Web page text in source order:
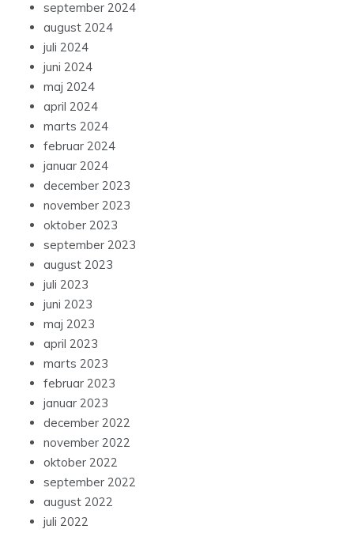
september 2024
august 2024
juli 2024
juni 2024
maj 2024
april 2024
marts 2024
februar 2024
januar 2024
december 2023
november 2023
oktober 2023
september 2023
august 2023
juli 2023
juni 2023
maj 2023
april 2023
marts 2023
februar 2023
januar 2023
december 2022
november 2022
oktober 2022
september 2022
august 2022
juli 2022